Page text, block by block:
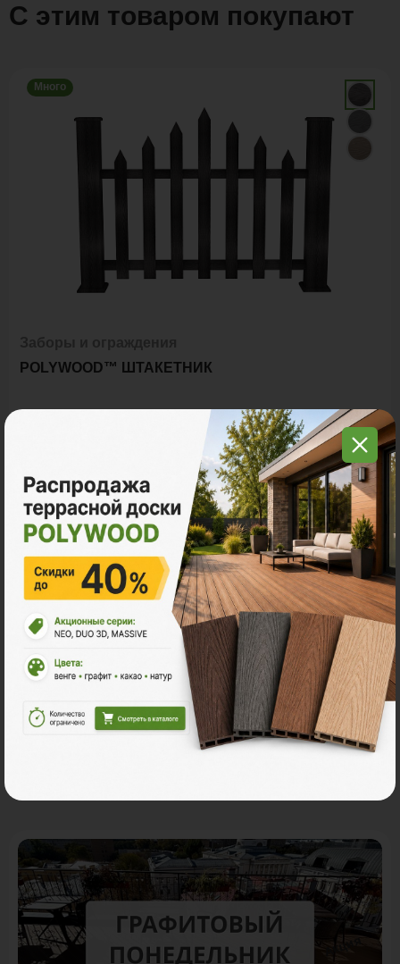
С этим товаром покупают
Много
POLYWOOD™ ШТАКЕТНИК
Количество:
В корзину Рассчитать
Акция